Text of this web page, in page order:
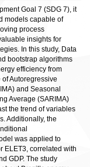
Goal 7 (SDG 7), it
models capable of
process
insights for
In this study, Data
bootstrap algorithms
efficiency from
Autoregressive
and Seasonal
Average (SARIMA)
the trend of variables
Additionally, the
was applied to
ELET3, correlated with
GDP. The study